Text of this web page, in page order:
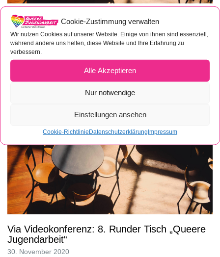
Cookie-Zustimmung verwalten
Wir nutzen Cookies auf unserer Website. Einige von ihnen sind essenziell,
während andere uns helfen, diese Website und Ihre Erfahrung zu
verbessern.
Alle Akzeptieren
Nur notwendige
Einstellungen ansehen
Cookie-RichtlinieDatenschutzerklärungImpressum
Via Videokonferenz: 9. Runder Tisch „Queere
Jugendarbeit“
18. Januar 2021
Am Dienstag, den 26. Januar 2021 von 18:00 – 20:30 Uhr, wird
die Landesfachstelle Hessen „Queere Jugendarbeit“ ihren
nächsten Runden Tisch „Queere Jugendarbeit“ ausrichten. Bei
Via Videokonferenz: 8. Runder Tisch „Queere
Jugendarbeit“
30. November 2020